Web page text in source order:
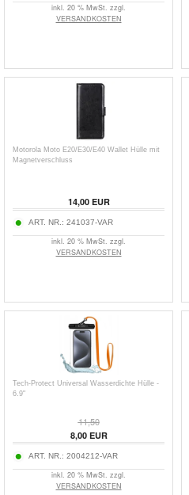
inkl. 20 % MwSt. zzgl.
VERSANDKOSTEN
Motorola Moto E20/E30/E40 Wallet Hülle mit
Magnetverschluss
14,00EUR
ART. NR.: 241037-VAR
inkl. 20 % MwSt. zzgl.
VERSANDKOSTEN
Tech-Protect Universal Wasserdichte Hülle -
6.9"
11,50
8,00EUR
ART. NR.: 2004212-VAR
inkl. 20 % MwSt. zzgl.
VERSANDKOSTEN